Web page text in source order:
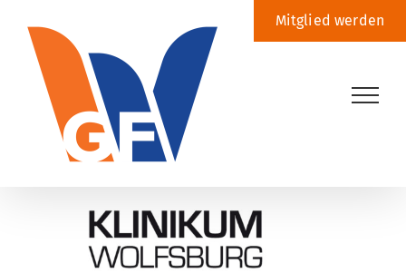
Inhalt
springen
Mitglied werden
grösseres